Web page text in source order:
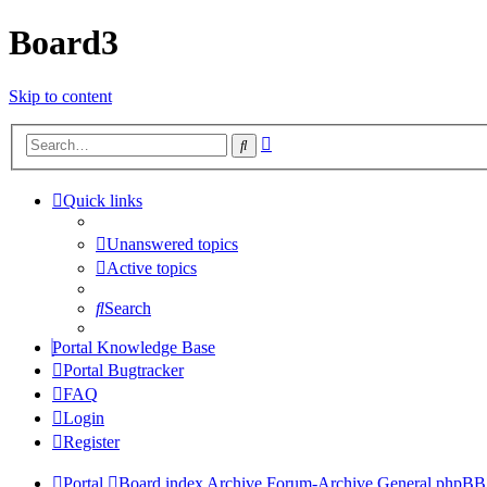
Board3
Skip to content
Search
Quick links
Unanswered topics
Active topics
Search
Portal Knowledge Base
Portal Bugtracker
FAQ
Login
Register